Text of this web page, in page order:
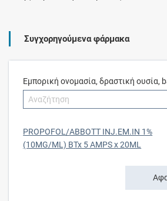
Συγχορηγούμενα φάρμακα
Εμπορική ονομασία, δραστική ουσία,
PROPOFOL/ABBOTT INJ.EM.IN 1%
(10MG/ML) BTx 5 AMPS x 20ML